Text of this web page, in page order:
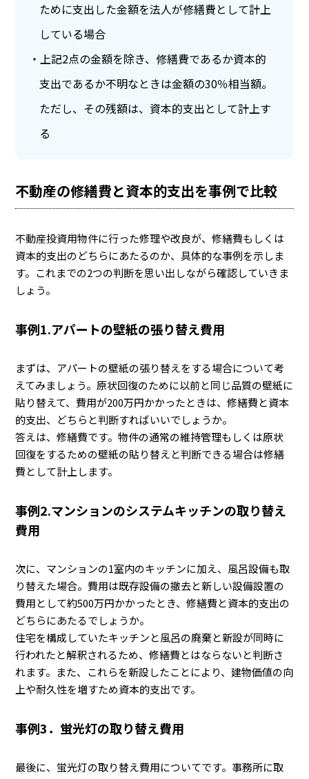
ために支出した金額を法人が修繕費として計上
している場合
上記2点の金額を除き、修繕費であるか資本的
支出であるか不明なときは金額の30％相当額。
ただし、その残額は、資本的支出として計上す
る
不動産の修繕費と資本的支出を事例で比較
不動産投資用物件に行った修理や改良が、修繕費もしくは
資本的支出のどちらにあたるのか、具体的な事例を示しま
す。これまでの2つの判断を思い出しながら確認していきま
しょう。
事例1.アパートの壁紙の張り替え費用
まずは、アパートの壁紙の張り替えをする場合について考
えてみましょう。原状回復のために以前と同じ品質の壁紙に
貼り替えて、費用が200万円かかったときは、修繕費と資本
的支出、どちらと判断すればいいでしょうか。
答えは、修繕費です。物件の通常の維持管理もしくは原状
回復をするための壁紙の貼り替えと判断できる場合は修繕
費として計上します。
事例2.マンションのシステムキッチンの取り替え
費用
次に、マンションの1室内のキッチンに加え、風呂設備も取
り替えた場合。費用は既存設備の撤去と新しい設備設置の
費用として約500万円かかったとき、修繕費と資本的支出の
どちらにあたるでしょうか。
住宅を構成していたキッチンと風呂の廃棄と新設が同時に
行われたと解釈されるため、修繕費とはならないと判断さ
れます。また、これらを新設したことにより、建物価値の向
上や耐久性を増すため資本的支出です。
事例3．蛍光灯の取り替え費用
最後に、蛍光灯の取り替え費用についてです。事務所に取